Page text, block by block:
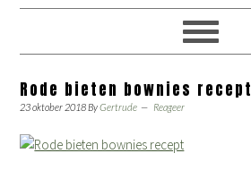
Rode bieten bownies recept
23 oktober 2018ByGertrude Reageer